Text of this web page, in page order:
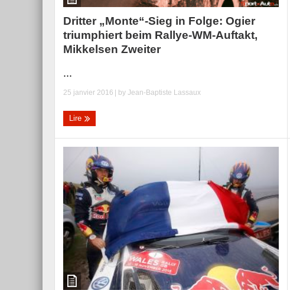
Dritter „Monte“-Sieg in Folge: Ogier
triumphiert beim Rallye-WM-Auftakt,
Mikkelsen Zweiter
...
25 janvier 2016 | by Jean-Baptiste Lassaux
Lire